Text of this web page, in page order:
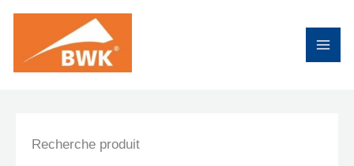
contenu
Recherche produit